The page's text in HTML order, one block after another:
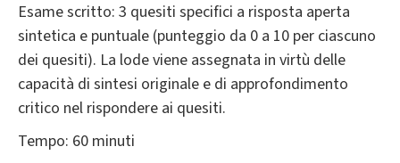
Esame scritto: 3 quesiti specifici a risposta aperta
sintetica e puntuale (punteggio da 0 a 10 per ciascuno
dei quesiti). La lode viene assegnata in virtù delle
capacità di sintesi originale e di approfondimento
critico nel rispondere ai quesiti.
Tempo: 60 minuti